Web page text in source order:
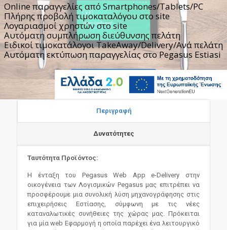
Online Demo
Online παραγγελίες από Smartphones/Tablets/PC
Πλήρης προβολή τιμοκαταλόγου στο site
Λογαριασμοί χρηστών στο site
Αυτόματη συμπλήρωση διεύθυνσης πελάτη
Ειδικοί τιμοκατάλογοι TakeAway/Delivery/Ανά πελάτη
Αυτόματη εκτύπωση παραγγελίας στο Pegasus Estiasi
Περιγραφή
Δυνατότητες
Ταυτότητα Προϊόντος:
Η ένταξη του Pegasus Web App e-Delivery στην
οικογένεια των Λογισμικών Pegasus μας επιτρέπει να
προσφέρουμε μια συνολική λύση μηχανογράφησης στις
επιχειρήσεις Εστίασης, σύμφωνη με τις νέες
καταναλωτικές συνήθειες της χώρας μας. Πρόκειται
για μία web Εφαρμογή η οποία παρέχει ένα λειτουργικό